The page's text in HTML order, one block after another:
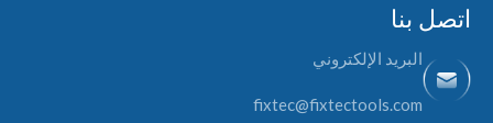
اتصل بنا
البريد الإلكتروني
fixtec@fixtectools.com